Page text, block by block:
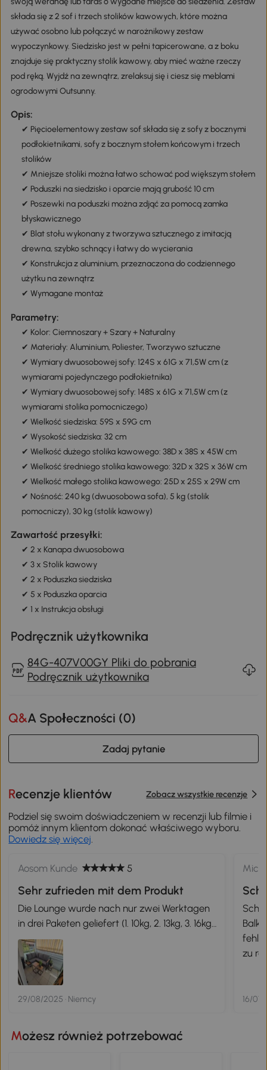
składa się z 2 sof i trzech stolików kawowych, które można
używać osobno lub połączyć w narożnikowy zestaw
wypoczynkowy. Siedzisko jest w pełni tapicerowane, a z boku
znajduje się praktyczny stolik kawowy, aby mieć ważne rzeczy
pod ręką. Wyjdź na zewnątrz, zrelaksuj się i ciesz się meblami
ogrodowymi Outsunny.
Opis:
✔ Pięcioelementowy zestaw sof składa się z sofy z bocznymi
podłokietnikami, sofy z bocznym stołem końcowym i trzech
stolików
✔ Mniejsze stoliki można łatwo schować pod większym stołem
✔ Poduszki na siedzisko i oparcie mają grubość 10 cm
✔ Poszewki na poduszki można zdjąć za pomocą zamka
błyskawicznego
✔ Blat stołu wykonany z tworzywa sztucznego z imitacją
drewna, szybko schnący i łatwy do wycierania
✔ Konstrukcja z aluminium, przeznaczona do codziennego
użytku na zewnątrz
✔ Wymagane montaż
Parametry:
✔ Kolor: Ciemnoszary + Szary + Naturalny
✔ Materiały: Aluminium, Poliester, Tworzywo sztuczne
✔ Wymiary dwuosobowej sofy: 124S x 61G x 71,5W cm (z
wymiarami pojedynczego podłokietnika)
✔ Wymiary dwuosobowej sofy: 148S x 61G x 71,5W cm (z
wymiarami stolika pomocniczego)
✔ Wielkość siedziska: 59S x 59G cm
✔ Wysokość siedziska: 32 cm
✔ Wielkość dużego stolika kawowego: 38D x 38S x 45W cm
✔ Wielkość średniego stolika kawowego: 32D x 32S x 36W cm
✔ Wielkość małego stolika kawowego: 25D x 25S x 29W cm
✔ Nośność: 240 kg (dwuosobowa sofa), 5 kg (stolik
pomocniczy), 30 kg (stolik kawowy)
Zawartość przesyłki:
✔ 2 x Kanapa dwuosobowa
✔ 3 x Stolik kawowy
✔ 2 x Poduszka siedziska
✔ 5 x Poduszka oparcia
✔ 1 x Instrukcja obsługi
Podręcznik użytkownika
84G-407V00GY Pliki do pobrania
Podręcznik użytkownika
Q&A Społeczności (0)
Zadaj pytanie
Recenzje klientów Zobacz wszystkie recenzje
Podziel się swoim doświadczeniem w recenzji lub filmie i
pomóż innym klientom dokonać właściwego wyboru.
Dowiedz się więcej
Aosom Kunde 5
Sehr zufrieden mit dem Produkt
Die Lounge wurde nach nur zwei Werktagen
in drei Paketen geliefert (1. 10kg, 2. 13kg, 3. 16kg
also locker zum hochtragen). Für den Aufbau
habe ich, mit eher zwei linken Händen, knapp
ne Stunde gebraucht. Bis auf eine Schraube,
die nicht ganz rein wollte, ging alles super
easy. Die eine Schraube habe ich halt mit 4
ausreichend und sehr bequem....die Kissen an
29/08/2025 · Niemcy
zu
16/
Możesz również potrzebować